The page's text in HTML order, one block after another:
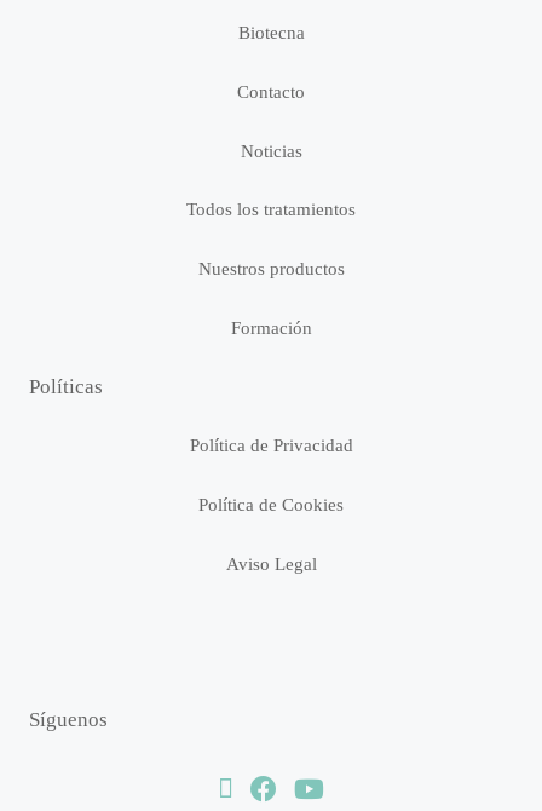
Biotecna
Contacto
Noticias
Todos los tratamientos
Nuestros productos
Formación
Políticas
Política de Privacidad
Política de Cookies
Aviso Legal
Síguenos